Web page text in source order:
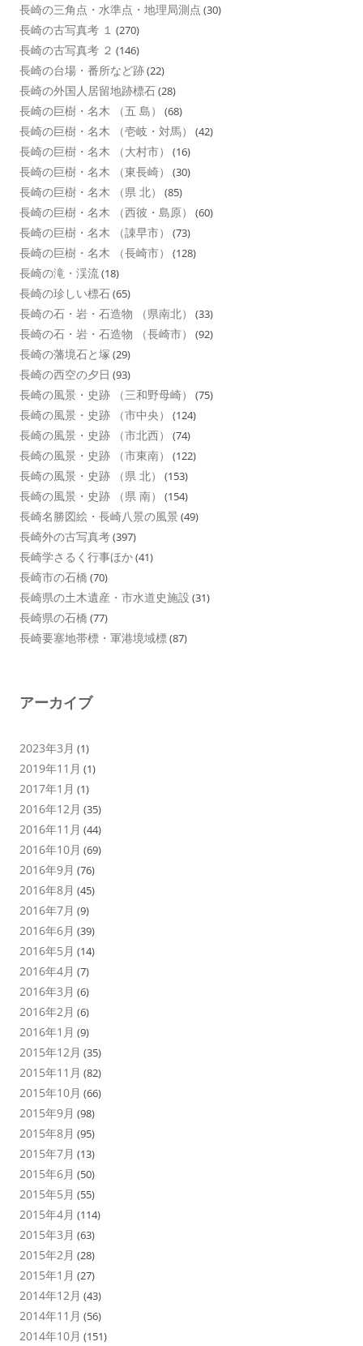
長崎の三角点・水準点・地理局測点 (30)
長崎の古写真考 １ (270)
長崎の古写真考 ２ (146)
長崎の台場・番所など跡(22)
長崎の外国人居留地跡標石(28)
長崎の巨樹・名木 （五 島） (68)
長崎の巨樹・名木 （壱岐・対馬） (42)
長崎の巨樹・名木 （大村市） (16)
長崎の巨樹・名木 （東長崎） (30)
長崎の巨樹・名木 （県 北） (85)
長崎の巨樹・名木 （西彼・島原） (60)
長崎の巨樹・名木 （諌早市） (73)
長崎の巨樹・名木 （長崎市） (128)
長崎の滝・渓流(18)
長崎の珍しい標石(65)
長崎の石・岩・石造物 （県南北） (33)
長崎の石・岩・石造物 （長崎市） (92)
長崎の藩境石と塚 (29)
長崎の西空の夕日 (93)
長崎の風景・史跡 （三和野母崎） (75)
長崎の風景・史跡 （市中央） (124)
長崎の風景・史跡 （市北西） (74)
長崎の風景・史跡 （市東南） (122)
長崎の風景・史跡 （県 北） (153)
長崎の風景・史跡 （県 南） (154)
長崎名勝図絵・長崎八景の風景 (49)
長崎外の古写真考(397)
長崎学さるく行事ほか(41)
長崎市の石橋 (70)
長崎県の土木遺産・市水道史施設 (31)
長崎県の石橋 (77)
長崎要塞地帯標・軍港境域標(87)
アーカイブ
2023年3月 (1)
2019年11月 (1)
2017年1月 (1)
2016年12月 (35)
2016年11月 (44)
2016年10月 (69)
2016年9月 (76)
2016年8月 (45)
2016年7月 (9)
2016年6月 (39)
2016年5月 (14)
2016年4月 (7)
2016年3月 (6)
2016年2月 (6)
2016年1月 (9)
2015年12月 (35)
2015年11月 (82)
2015年10月 (66)
2015年9月 (98)
2015年8月 (95)
2015年7月 (13)
2015年6月 (50)
2015年5月 (55)
2015年4月 (114)
2015年3月 (63)
2015年2月 (28)
2015年1月 (27)
2014年12月 (43)
2014年11月 (56)
2014年10月 (151)